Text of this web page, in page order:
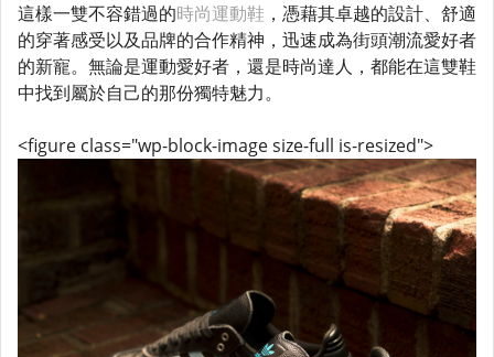
這樣一雙不容錯過的時尚運動鞋 ，憑藉其卓越的設計、舒適
的穿著感受以及品牌的合作精神，迅速成為街頭潮流愛好者
的新寵。無論是運動愛好者，還是時尚達人，都能在這雙鞋
中找到屬於自己的那份獨特魅力。
<figure class="wp-block-image size-full is-resized">